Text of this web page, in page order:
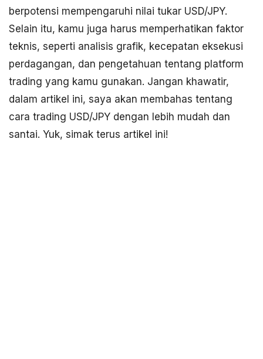
berpotensi mempengaruhi nilai tukar USD/JPY.
Selain itu, kamu juga harus memperhatikan faktor
teknis, seperti analisis grafik, kecepatan eksekusi
perdagangan, dan pengetahuan tentang platform
trading yang kamu gunakan. Jangan khawatir,
dalam artikel ini, saya akan membahas tentang
cara trading USD/JPY dengan lebih mudah dan
santai. Yuk, simak terus artikel ini!